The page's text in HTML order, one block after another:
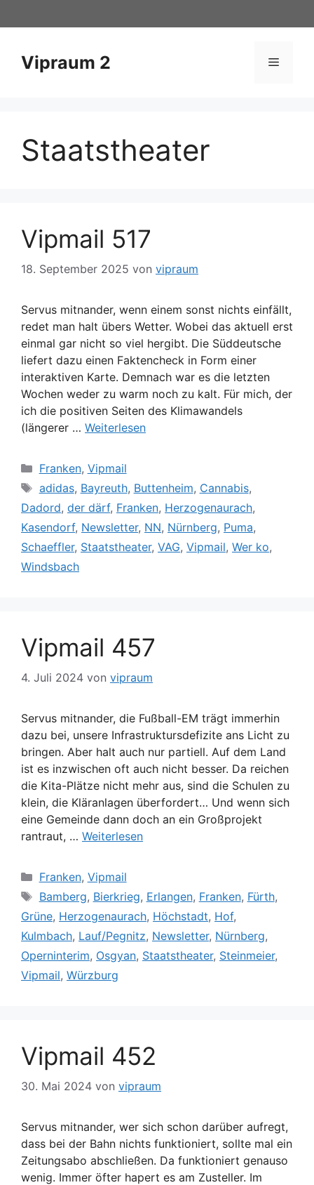
Inhalt
Vipraum 2 Menü
Staatstheater
Vipmail 517
18. September 2025 von vipraum
Servus mitnander, wenn einem sonst nichts einfällt,
redet man halt übers Wetter. Wobei das aktuell erst
einmal gar nicht so viel hergibt. Die Süddeutsche
liefert dazu einen Faktencheck in Form einer
interaktiven Karte. Demnach war es die letzten
Wochen weder zu warm noch zu kalt. Für mich, der
ich die positiven Seiten des Klimawandels
(längerer … Weiterlesen
Kategorien
Franken, Vipmail
Schlagwörter
adidas, Bayreuth, Buttenheim, Cannabis,
Dadord, der därf, Franken, Herzogenaurach,
Kasendorf, Newsletter, NN, Nürnberg, Puma,
Schaeffler, Staatstheater, VAG, Vipmail, Wer ko,
Windsbach
Vipmail 457
4. Juli 2024 von vipraum
Servus mitnander, die Fußball-EM trägt immerhin
dazu bei, unsere Infrastruktursdefizite ans Licht zu
bringen. Aber halt auch nur partiell. Auf dem Land
ist es inzwischen oft auch nicht besser. Da reichen
die Kita-Plätze nicht mehr aus, sind die Schulen zu
klein, die Kläranlagen überfordert… Und wenn sich
eine Gemeinde dann doch an ein Großprojekt
rantraut, … Weiterlesen
Kategorien
Franken, Vipmail
Schlagwörter
Bamberg, Bierkrieg, Erlangen, Franken, Fürth,
Grüne, Herzogenaurach, Höchstadt, Hof,
Kulmbach, Lauf/Pegnitz, Newsletter, Nürnberg,
Operninterim, Osgyan, Staatstheater, Steinmeier,
Vipmail, Würzburg
Vipmail 452
30. Mai 2024 von vipraum
Servus mitnander, wer sich schon darüber aufregt,
dass bei der Bahn nichts funktioniert, sollte mal ein
Zeitungsabo abschließen. Da funktioniert genauso
wenig. Immer öfter hapert es am Zusteller. Im